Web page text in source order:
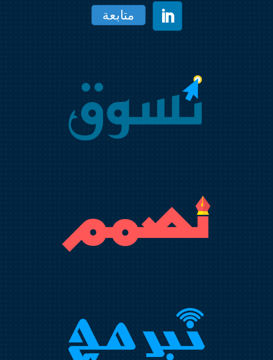
متابعة